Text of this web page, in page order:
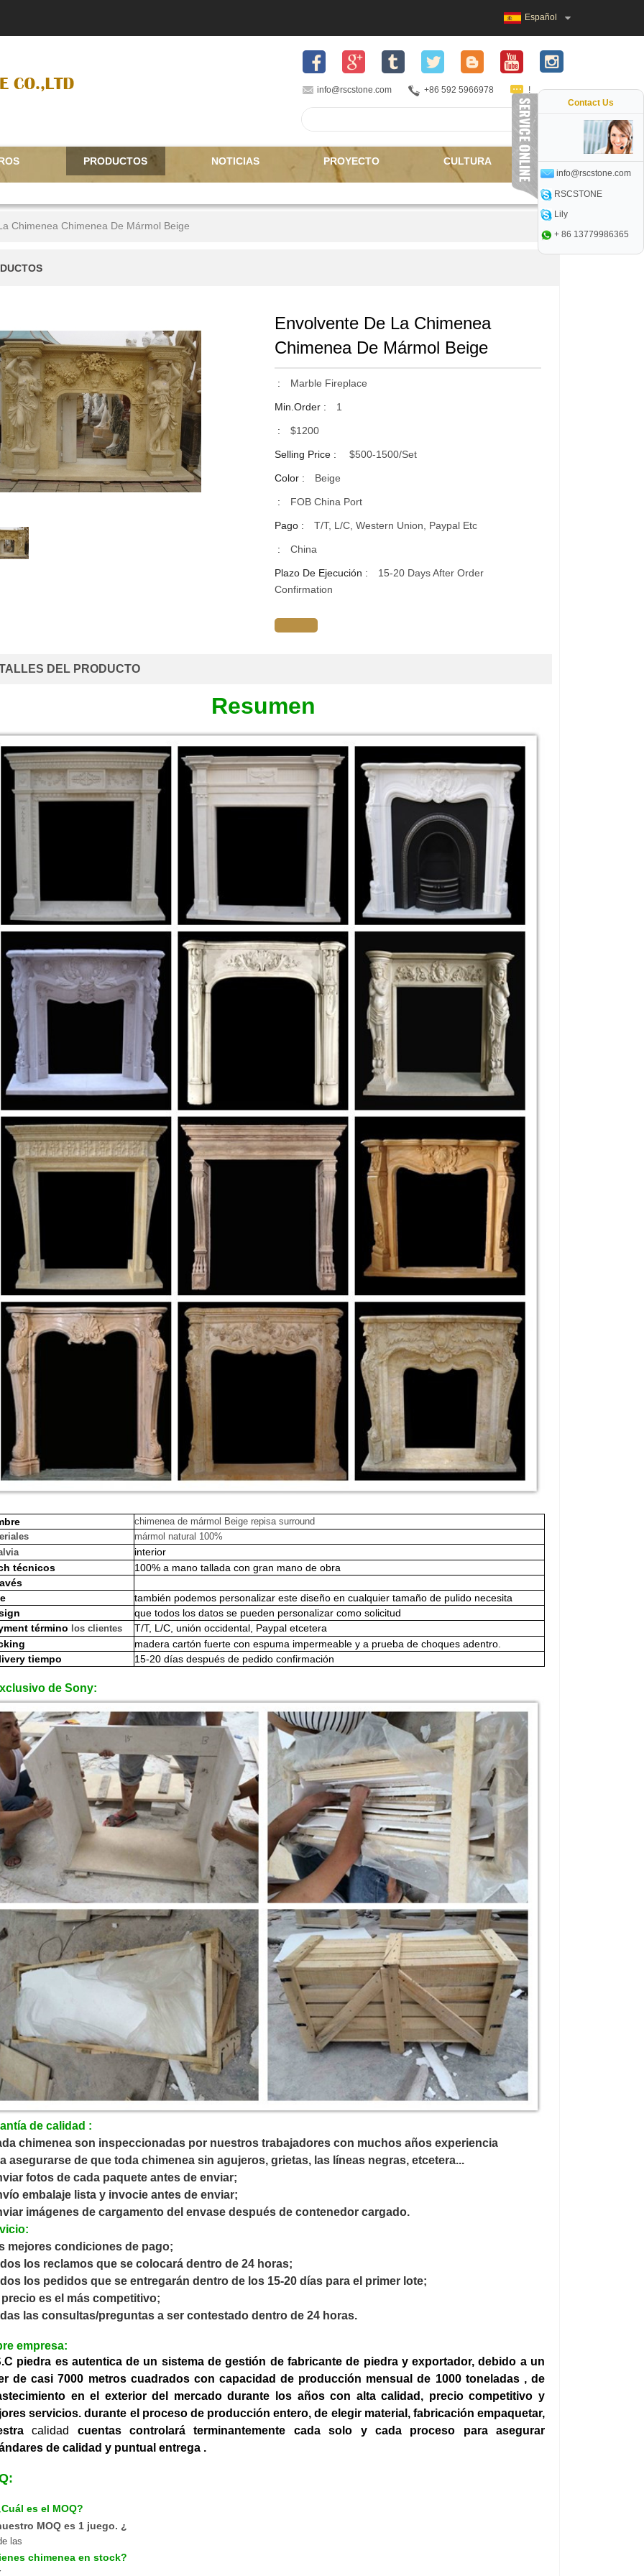
Español
info@rscstone.com +86 592 5966978 !
PRODUCTOS NOTICIAS PROYECTO CULTURA
Chimenea Chimenea De Mármol Beige
Envolvente De La Chimenea
Chimenea De Mármol Beige
: Marble Fireplace
Min.Order : 1
: $1200
Selling Price : $500-1500/set
Color : Beige
: FOB China Port
Pago : T/T, L/C, Western Union, Paypal Etc
: China
Plazo De Ejecución :
15-20 Days After Order
Confirmation
DEL PRODUCTO
Resumen
chimenea de mármol Beige repisa surround
mármol natural 100%
interior
técnicos
100% a mano tallada con gran mano de obra
también podemos personalizar este diseño en cualquier tamaño de pulido necesita
que todos los datos se pueden personalizar como solicitud
término los clientes
T/T, L/C, unión occidental, Paypal etcetera
madera cartón fuerte con espuma impermeable y a prueba de choques adentro.
tiempo 15-20 días después de pedido confirmación
de Sony:
de calidad :
chimenea son inspeccionadas por nuestros trabajadores con muchos años experiencia
asegurarse de que toda chimenea sin agujeros, grietas, las líneas negras, etcetera...
fotos de cada paquete antes de enviar;
embalaje lista y invocie antes de enviar;
imágenes de cargamento del envase después de contenedor cargado.
mejores condiciones de pago;
los reclamos que se colocará dentro de 24 horas;
los pedidos que se entregarán dentro de los 15-20 días para el primer lote;
precio es el más competitivo;
las consultas/preguntas a ser contestado dentro de 24 horas.
empresa:
piedra es autentica de un sistema de gestión de fabricante de piedra y exportador, debido a un
de casi 7000 metros cuadrados con capacidad de producción mensual de 1000 toneladas ,de
en el exterior del mercado durante los años con alta calidad, precio competitivo y
servicios.durante el proceso de producción entero, de elegir material, fabricación empaquetar,
calidad cuentas controlará terminantemente cada solo y cada proceso para asegurar
de calidad y puntual entrega .
es el MOQ?
MOQ es 1 juego. ¿
las
chimenea en stock?
Contact Us
info@rscstone.com
RSCSTONE
Lily
+ 86 13779986365